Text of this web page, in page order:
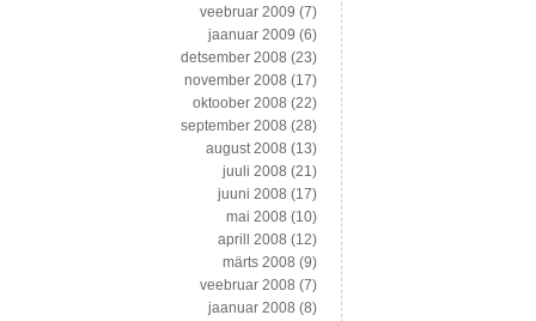
veebruar 2009 (7)
jaanuar 2009 (6)
detsember 2008 (23)
november 2008 (17)
oktoober 2008 (22)
september 2008 (28)
august 2008 (13)
juuli 2008 (21)
juuni 2008 (17)
mai 2008 (10)
aprill 2008 (12)
märts 2008 (9)
veebruar 2008 (7)
jaanuar 2008 (8)